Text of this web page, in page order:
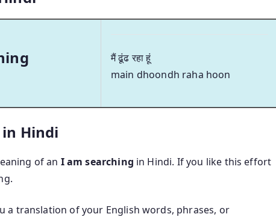
मैं ढूंढ रहा हूं
main dhoondh raha hoon
Hindi
of an I am searching in Hindi. If you like this effort
a translation of your English words, phrases, or